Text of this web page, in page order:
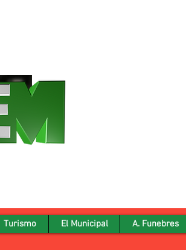
Turismo El Municipal A. Funebres